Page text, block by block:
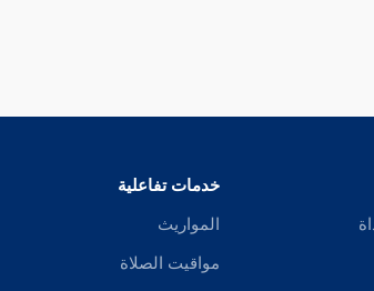
خدمات تفاعلية
المواريث
مواقيت الصلاة